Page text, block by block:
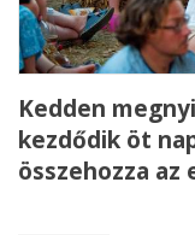
Kedden
kezdődik öt
összehozza az